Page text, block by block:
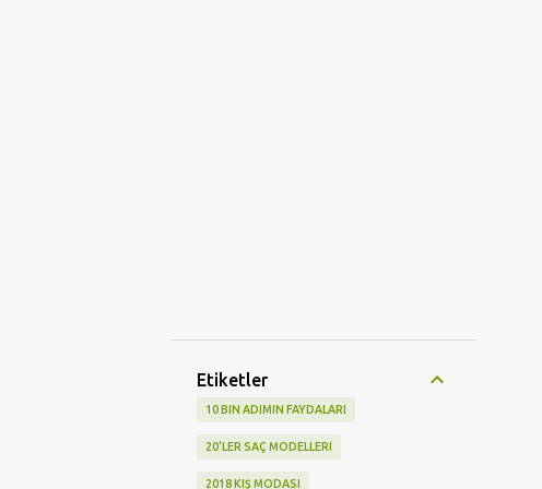
Etiketler
10 BIN ADIMIN FAYDALARI
20'LER SAÇ MODELLERI
2018 KIŞ MODASI